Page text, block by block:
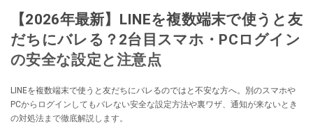
【2026年最新】LINEを複数端末で使うと友
だちにバレる？2台目スマホ・PCログイン
の安全な設定と注意点
LINEを複数端末で使うと友だちにバレるのではと不安な方へ。別のスマホや
PCからログインしてもバレない安全な設定方法や裏ワザ、通知が来ないとき
の対処法まで徹底解説します。